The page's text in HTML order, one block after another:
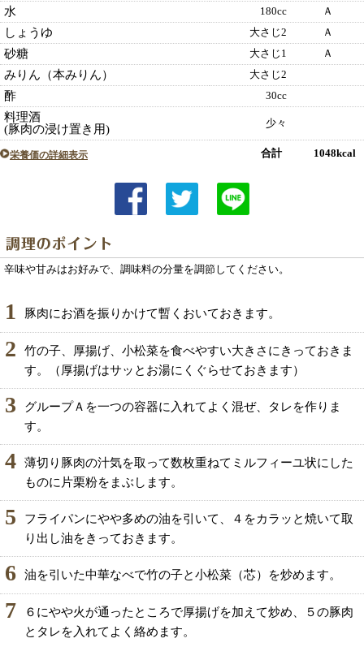
水 180cc Ａ
しょうゆ 大さじ2 Ａ
砂糖 大さじ1 Ａ
みりん（本みりん） 大さじ2
酢 30cc
料理酒
(豚肉の浸け置き用)
少々
栄養価の詳細表示 合計 1048kcal
辛味や甘みはお好みで、調味料の分量を調節してください。
1 豚肉にお酒を振りかけて暫くおいておきます。
2
竹の子、厚揚げ、小松菜を食べやすい大きさにきっておきま
す。（厚揚げはサッとお湯にくぐらせておきます）
3
グループＡを一つの容器に入れてよく混ぜ、タレを作りま
す。
4
薄切り豚肉の汁気を取って数枚重ねてミルフィーユ状にした
ものに片栗粉をまぶします。
5
フライパンにやや多めの油を引いて、４をカラッと焼いて取
り出し油をきっておきます。
6 油を引いた中華なべで竹の子と小松菜（芯）を炒めます。
7
６にやや火が通ったところで厚揚げを加えて炒め、５の豚肉
とタレを入れてよく絡めます。